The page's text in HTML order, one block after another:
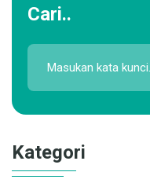
Cari..
Kategori